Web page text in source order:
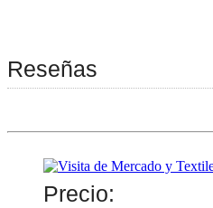
Reseñas
Precio: